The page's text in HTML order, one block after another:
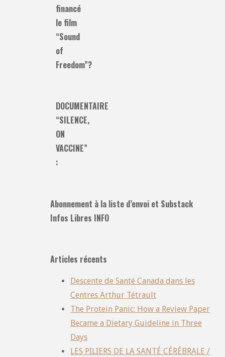
financé
le film
“Sound
of
Freedom”?
DOCUMENTAIRE
“SILENCE,
ON
VACCINE”
:
Abonnement à la liste d’envoi et Substack
Infos Libres INFO
Articles récents
Descente de Santé Canada dans les
Centres Arthur Tétrault
The Protein Panic: How a Review Paper
Became a Dietary Guideline in Three
Days
LES PILIERS DE LA SANTÉ CÉRÉBRALE /